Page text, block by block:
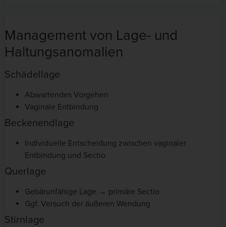
Management von Lage- und
Haltungsanomalien
Schädellage
Abwartendes Vorgehen
Vaginale Entbindung
Beckenendlage
Individuelle Entscheidung zwischen vaginaler
Entbindung und Sectio
Querlage
Gebärunfähige Lage → primäre Sectio
Ggf. Versuch der äußeren Wendung
Stirnlage